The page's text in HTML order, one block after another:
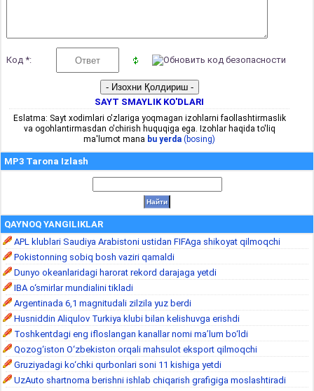
Код *:
SAYT SMAYLIK KO'DLARI
Eslatma: Sayt xodimlari o'zlariga yoqmagan izohlarni faollashtirmaslik
va ogohlantirmasdan o'chirish huquqiga ega. Izohlar haqida to'liq
ma'lumot mana bu yerda (bosing)
MP3 Tarona Izlash
QAYNOQ YANGILIKLAR
APL klublari Saudiya Arabistoni ustidan FIFAga shikoyat qilmoqchi
Pokistonning sobiq bosh vaziri qamaldi
Dunyo okeanlaridagi harorat rekord darajaga yetdi
IBA o‘smirlar mundialini tikladi
Argentinada 6,1 magnitudali zilzila yuz berdi
Husniddin Aliqulov Turkiya klubi bilan kelishuvga erishdi
Toshkentdagi eng ifloslangan kanallar nomi ma’lum bo‘ldi
Qozog‘iston O‘zbekiston orqali mahsulot eksport qilmoqchi
Gruziyadagi ko‘chki qurbonlari soni 11 kishiga yetdi
UzAuto shartnoma berishni ishlab chiqarish grafigiga moslashtiradi